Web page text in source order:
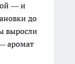
— и
до
выросли
аромат